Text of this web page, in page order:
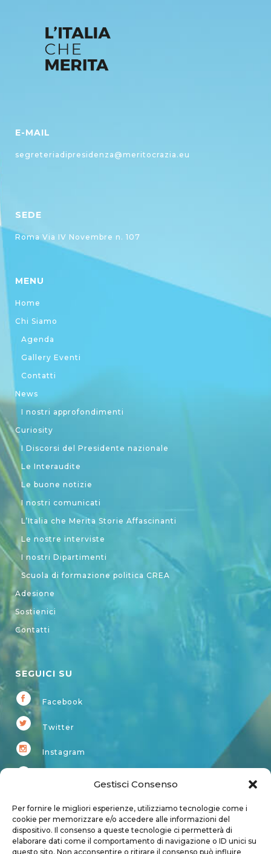
Gestisci Consenso
Per fornire le migliori esperienze, utilizziamo tecnologie come i
cookie per memorizzare e/o accedere alle informazioni del
dispositivo. Il consenso a queste tecnologie ci permetterà di
elaborare dati come il comportamento di navigazione o ID unici su
questo sito. Non acconsentire o ritirare il consenso può influire
E-MAIL
segreteriadipresidenza@meritocrazia.eu
SEDE
Roma Via IV Novembre n. 107
MENU
Home
Chi Siamo
Agenda
Gallery Eventi
Contatti
News
I nostri approfondimenti
Curiosity
I Discorsi del Presidente nazionale
Le Interaudite
Le buone notizie
I nostri comunicati
L’Italia che Merita Storie Affascinanti
Le nostre interviste
I nostri Dipartimenti
Scuola di formazione politica CREA
Adesione
Sostienici
Contatti
SEGUICI SU
Facebook
Twitter
Instagram
Account